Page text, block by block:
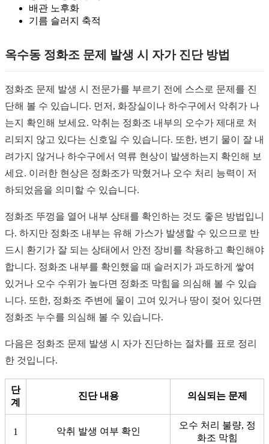
배관 노후화
기름 슬러지 축적
옥수동 정화조 문제 발생 시 자가 진단 방법
정화조 문제 발생 시 전문가를 부르기 전에 스스로 문제를 진
단해 볼 수 있습니다. 먼저, 화장실이나 하수구에서 악취가 나
는지 확인해 보세요. 악취는 정화조 내부의 오수가 제대로 처
리되지 않고 있다는 신호일 수 있습니다. 또한, 변기 물이 잘 내
려가지 않거나 하수구에서 역류 현상이 발생하는지 확인해 보
세요. 이러한 현상은 정화조가 막혔거나 오수 처리 능력이 저
하되었음을 의미할 수 있습니다.
정화조 뚜껑을 열어 내부 상태를 확인하는 것도 좋은 방법입니
다. 하지만 정화조 내부는 유해 가스가 발생할 수 있으므로 반
드시 환기가 잘 되는 상태에서 안전 장비를 착용하고 확인해야
합니다. 정화조 내부를 확인했을 때 슬러지가 과도하게 쌓여
있거나 오수 수위가 높다면 정화조 막힘을 의심해 볼 수 있습
니다. 또한, 정화조 주변에 물이 고여 있거나 땅이 젖어 있다면
정화조 누수를 의심해 볼 수 있습니다.
다음은 정화조 문제 발생 시 자가 진단하는 절차를 표로 정리
한 것입니다.
단
계
진단 내용 의심되는 문제
1 악취 발생 여부 확인
오수 처리 불량, 정
화조 막힘